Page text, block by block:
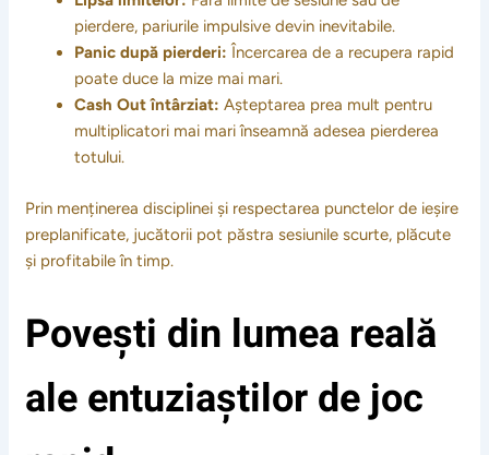
pierdere, pariurile impulsive devin inevitabile.
Panic după pierderi: Încercarea de a recupera rapid
poate duce la mize mai mari.
Cash Out întârziat: Așteptarea prea mult pentru
multiplicatori mai mari înseamnă adesea pierderea
totului.
Prin menținerea disciplinei și respectarea punctelor de ieșire
preplanificate, jucătorii pot păstra sesiunile scurte, plăcute
și profitabile în timp.
Povești din lumea reală
ale entuziaștilor de joc